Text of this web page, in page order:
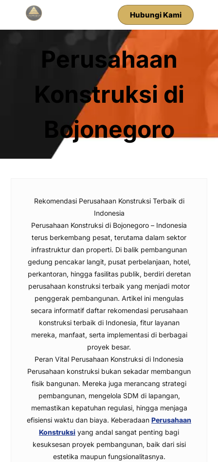
Hubungi Kami
Perusahaan
Konstruksi di
Bojonegoro
Rekomendasi Perusahaan Konstruksi Terbaik di
Indonesia
Perusahaan Konstruksi di Bojonegoro – Indonesia
terus berkembang pesat, terutama dalam sektor
infrastruktur dan properti. Di balik pembangunan
gedung pencakar langit, pusat perbelanjaan, hotel,
perkantoran, hingga fasilitas publik, berdiri deretan
perusahaan konstruksi terbaik yang menjadi motor
penggerak pembangunan. Artikel ini mengulas
secara informatif daftar rekomendasi perusahaan
konstruksi terbaik di Indonesia, fitur layanan
mereka, manfaat, serta implementasi di berbagai
proyek besar.
Peran Vital Perusahaan Konstruksi di Indonesia
Perusahaan konstruksi bukan sekadar membangun
fisik bangunan. Mereka juga merancang strategi
pembangunan, mengelola SDM di lapangan,
memastikan kepatuhan regulasi, hingga menjaga
efisiensi waktu dan biaya. Keberadaan Perusahaan
Konstruksi yang andal sangat penting bagi
kesuksesan proyek pembangunan, baik dari sisi
estetika maupun fungsionalitasnya.